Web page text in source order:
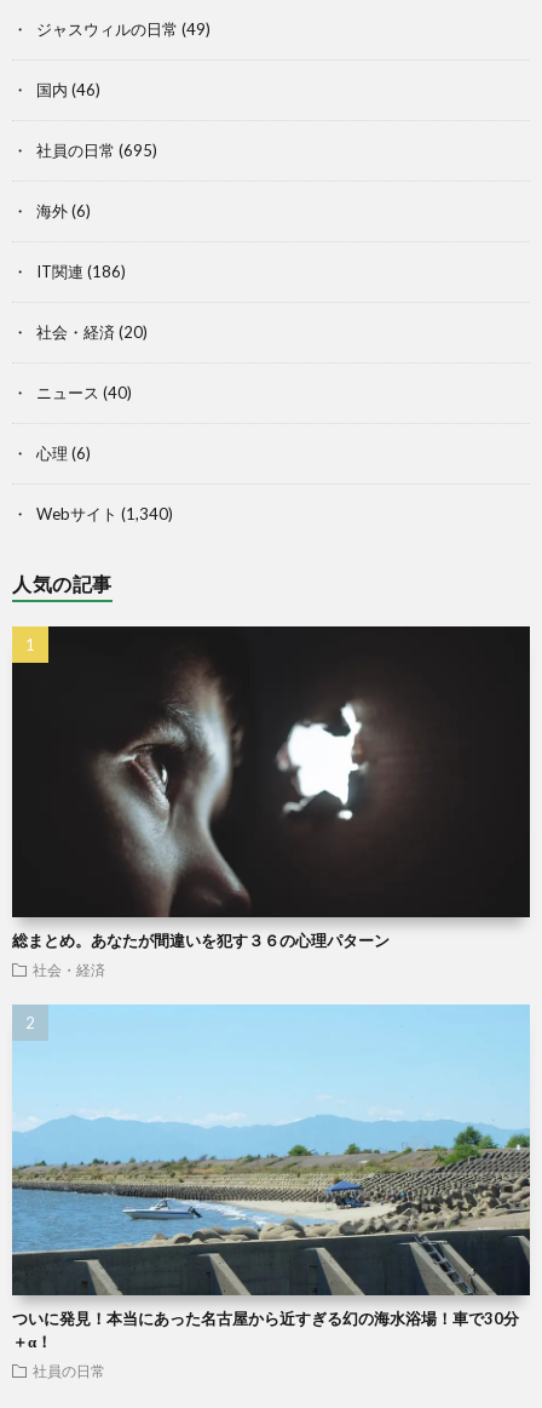
ジャスウィルの日常 (49)
国内 (46)
社員の日常 (695)
海外(6)
IT関連 (186)
社会・経済 (20)
ニュース (40)
心理 (6)
Webサイト (1,340)
人気の記事
総まとめ。あなたが間違いを犯す３６の心理パターン
社会・経済
ついに発見！本当にあった名古屋から近すぎる幻の海水浴場！車で30分
＋α！
社員の日常